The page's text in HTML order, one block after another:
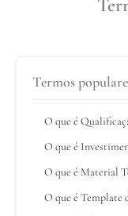
Termos
O que é
O que é
O que é Material
O que é Template